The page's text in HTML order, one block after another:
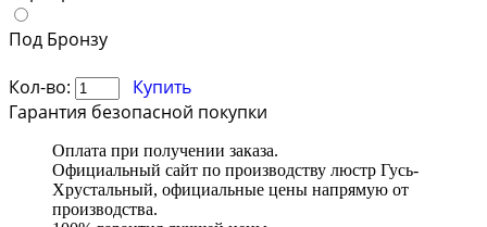
Под Бронзу
Кол-во:
Купить
Гарантия безопасной покупки
Оплата при получении заказа.
Официальный сайт по производству люстр Гусь-
Хрустальный, официальные цены напрямую от
производства.